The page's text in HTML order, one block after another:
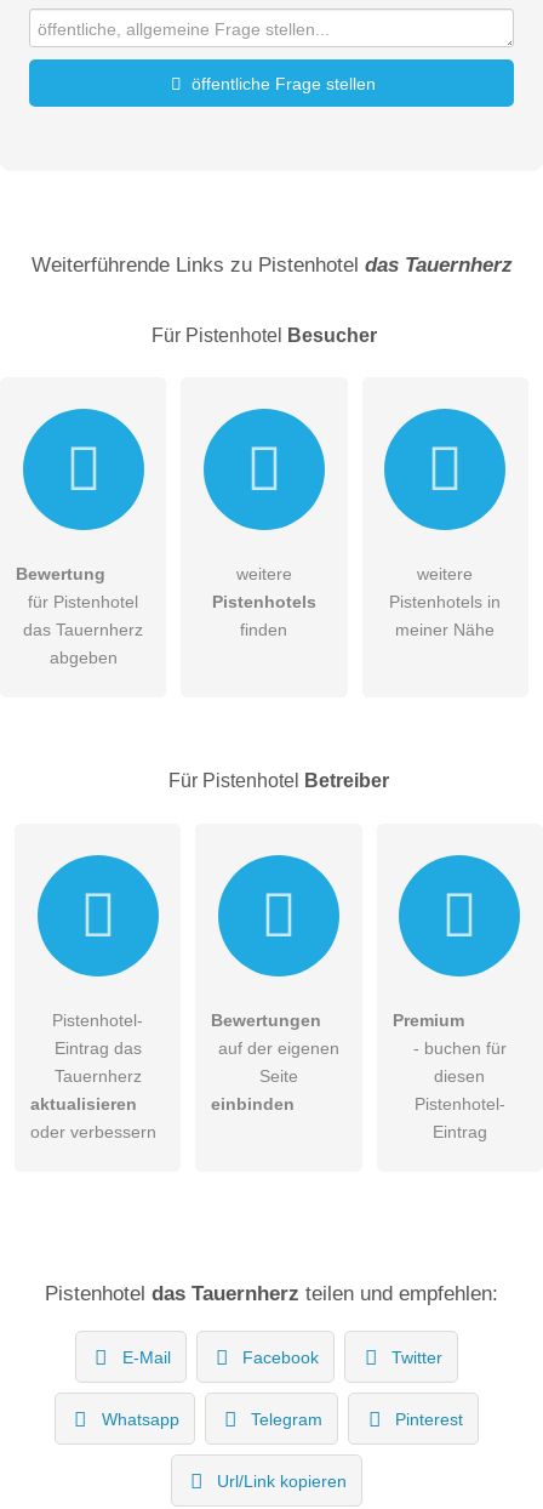
öffentliche Frage stellen
E-Mail-Adresse (wird nicht veröffentlicht)
Hiermit akzeptiere ich dieAGB
Die Datenschutzerklärung habe ich zur Kenntnis genommen.
Besucher sichtbar.
Weiterführende Links zu Pistenhotel das Tauernherz
Für Pistenhotel Besucher
Bewertung
für Pistenhotel
das Tauernherz
abgeben
weitere
Pistenhotels
finden
weitere
Pistenhotels in
meiner Nähe
Für Pistenhotel Betreiber
Pistenhotel-
Eintrag das
Tauernherz
aktualisieren
oder verbessern
Bewertungen
auf der eigenen
Seite
einbinden
Premium
- buchen für
diesen
Pistenhotel-
Eintrag
Pistenhotel das Tauernherz teilen und empfehlen:
E-Mail Facebook Twitter
Whatsapp Telegram Pinterest
Url/Link kopieren